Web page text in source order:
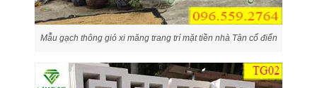
Mẫu gạch thông gió xi măng trang trí mặt tiền nhà Tân cổ điển